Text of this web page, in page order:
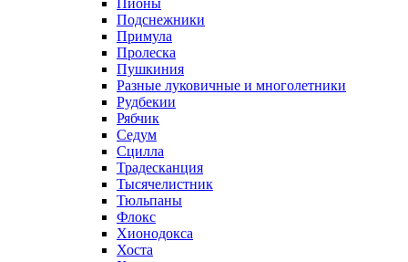
Пионы
Подснежники
Примула
Пролеска
Пушкиния
Разные луковичные и многолетники
Рудбекии
Рябчик
Седум
Сцилла
Традесканция
Тысячелистник
Тюльпаны
Флокс
Хионодокса
Хоста